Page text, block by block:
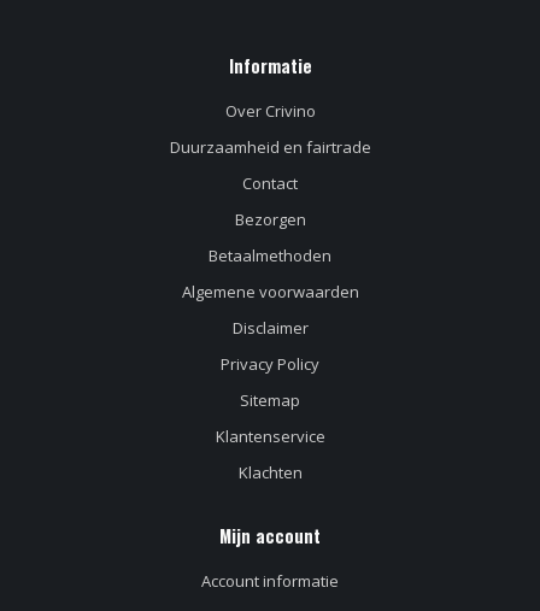
Informatie
Over Crivino
Duurzaamheid en fairtrade
Contact
Bezorgen
Betaalmethoden
Algemene voorwaarden
Disclaimer
Privacy Policy
Sitemap
Klantenservice
Klachten
Mijn account
Account informatie